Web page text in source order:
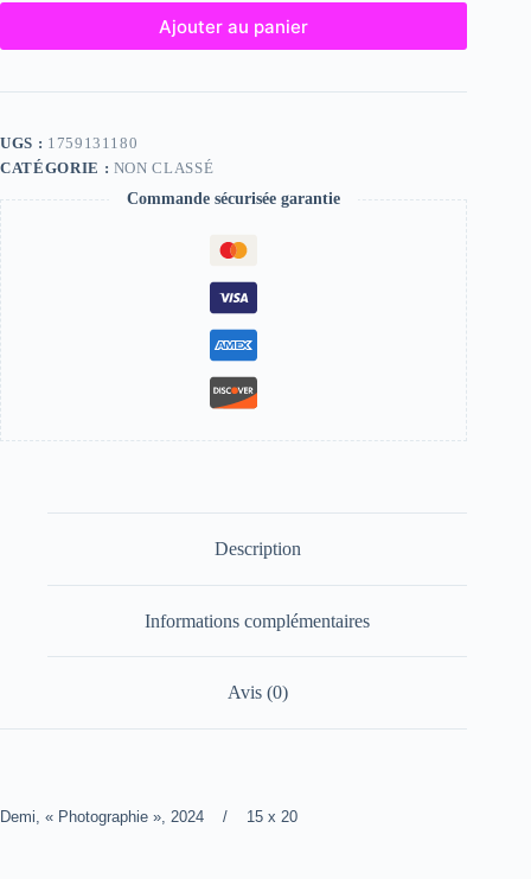
Ajouter au panier
UGS : 1759131180
CATÉGORIE : NON CLASSÉ
Commande sécurisée garantie
Description
Informations complémentaires
Avis (0)
Demi, « Photographie », 2024 / 15 x 20